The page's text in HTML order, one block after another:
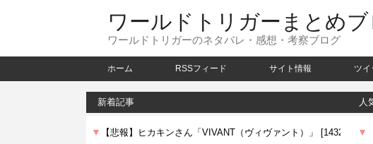
ワールドトリガーまとめ
ワールドトリガーのネタバレ・感想・考察ブログ
ホーム RSSフィード サイト情報 ツイ
新着記事 人